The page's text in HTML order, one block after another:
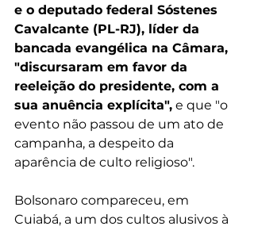
e o deputado federal Sóstenes
Cavalcante (PL-RJ), líder da
bancada evangélica na Câmara,
"discursaram em favor da
reeleição do presidente, com a
sua anuência explícita", e que "o
evento não passou de um ato de
campanha, a despeito da
aparência de culto religioso".
Bolsonaro compareceu, em
Cuiabá, a um dos cultos alusivos à